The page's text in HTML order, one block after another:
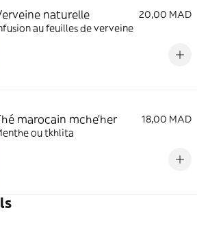
naturelle
20,00 MAD
au feuilles de verveine
marocain mche'her
18,00 MAD
ou tkhlita